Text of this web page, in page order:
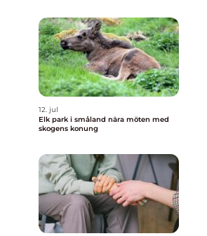
12. jul
Elk park i småland nära möten med
skogens konung